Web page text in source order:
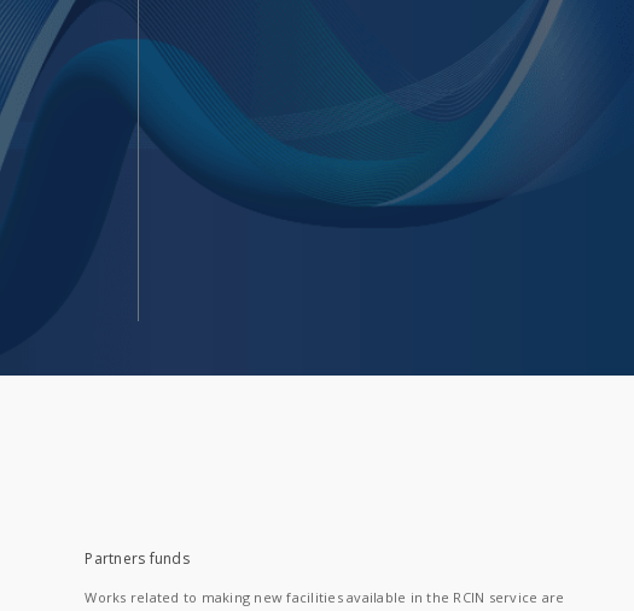
Partners funds
Works related to making new facilities available in the RCIN service are